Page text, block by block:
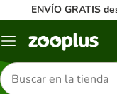
ENVÍO GRATIS
Menú
Buscar
productos